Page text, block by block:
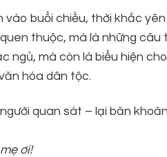
vào buổi chiều, thời khắc
thuộc, mà là những câu
ngủ, mà còn là biểu hiện
hóa dân tộc.
quan sát – lại băn
ơi!